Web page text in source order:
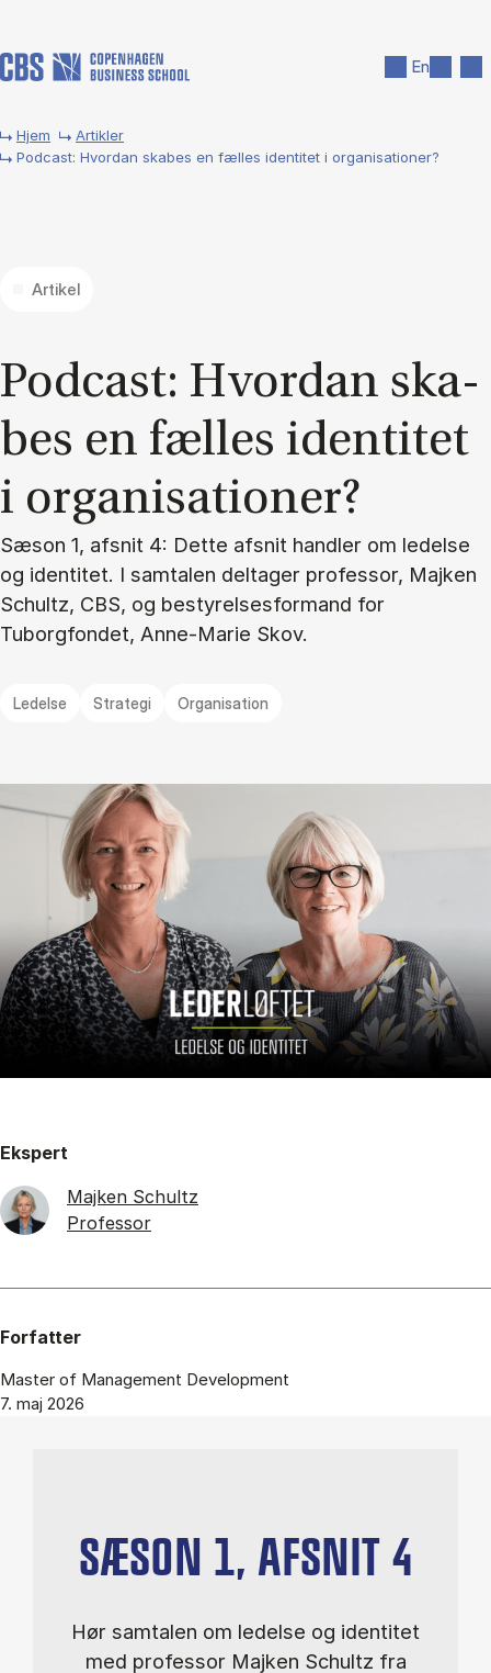
En
Hjem
Artikler
Podcast: Hvordan skabes en fælles identitet i organisationer?
Artikel
Po­dcast: Hvor­dan ska­
bes en fæl­les iden­ti­tet
i or­ga­ni­sa­tio­ner?
Sæson 1, afsnit 4: Dette afsnit handler om ledelse
og identitet. I samtalen deltager professor, Majken
Schultz, CBS, og bestyrelsesformand for
Tuborgfondet, Anne-Marie Skov.
Ledelse Strategi Organisation
Ekspert
Majken Schultz
Professor
Forfatter
Master of Management Development
7. maj 2026
SÆSON 1, AFSNIT 4
Hør samtalen om ledelse og identitet
med professor Majken Schultz fra